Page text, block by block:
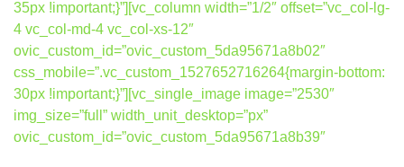
35px !important;}”][vc_column width=”1/2″ offset=”vc_col-lg-
4 vc_col-md-4 vc_col-xs-12″
ovic_custom_id=”ovic_custom_5da95671a8b02″
css_mobile=”.vc_custom_1527652716264{margin-bottom:
30px !important;}”][vc_single_image image=”2530″
img_size=”full” width_unit_desktop=”px”
ovic_custom_id=”ovic_custom_5da95671a8b39″